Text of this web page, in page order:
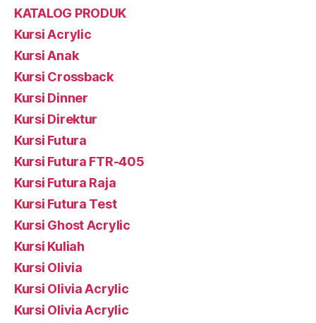
KATALOG PRODUK
Kursi Acrylic
Kursi Anak
Kursi Crossback
Kursi Dinner
Kursi Direktur
Kursi Futura
Kursi Futura FTR-405
Kursi Futura Raja
Kursi Futura Test
Kursi Ghost Acrylic
Kursi Kuliah
Kursi Olivia
Kursi Olivia Acrylic
Kursi Olivia Acrylic